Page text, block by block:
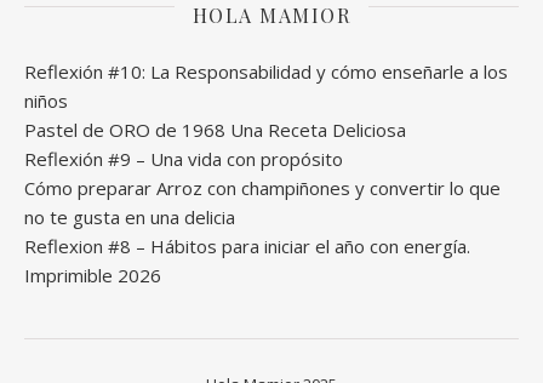
HOLA MAMIOR
Reflexión #10: La Responsabilidad y cómo enseñarle a los
niños
Pastel de ORO de 1968 Una Receta Deliciosa
Reflexión #9 – Una vida con propósito
Cómo preparar Arroz con champiñones y convertir lo que
no te gusta en una delicia
Reflexion #8 – Hábitos para iniciar el año con energía.
Imprimible 2026